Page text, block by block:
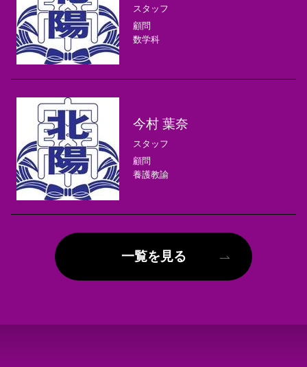
スタッフ
顧問
数学科
今村 葉奈
スタッフ
顧問
養護教諭
一覧を見る